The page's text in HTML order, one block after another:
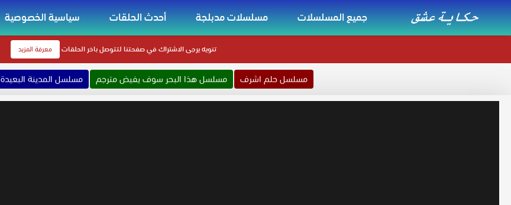
جميع المسلسلات مسلسلات مدبلجة أحدث الحلقات سياسية الخصوصية
تنويهيرجى الاشتراك في صفحتنا لتتوصل باخر الحلقات معرفة المزيد
مسلسل حلم اشرف مسلسل هذا البحر سوف يفيض مترجم مسلسل المدينة البعيدة